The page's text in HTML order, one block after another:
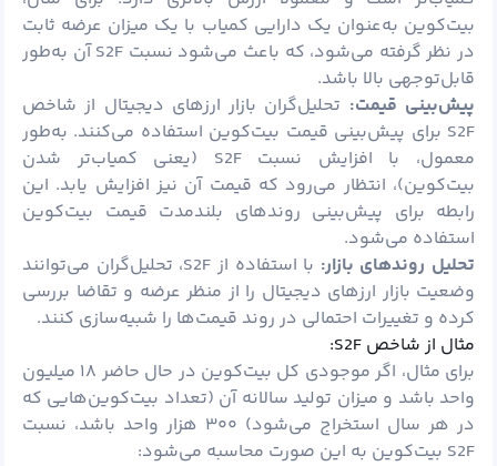
بیت‌کوین به‌عنوان یک دارایی کمیاب با یک میزان عرضه ثابت
در نظر گرفته می‌شود، که باعث می‌شود نسبت S2F آن به‌طور
قابل‌توجهی بالا باشد.
پیش‌بینی قیمت: تحلیل‌گران بازار ارزهای دیجیتال از شاخص
S2F برای پیش‌بینی قیمت بیت‌کوین استفاده می‌کنند. به‌طور
معمول، با افزایش نسبت S2F (یعنی کمیاب‌تر شدن
بیت‌کوین)، انتظار می‌رود که قیمت آن نیز افزایش یابد. این
رابطه برای پیش‌بینی روندهای بلندمدت قیمت بیت‌کوین
استفاده می‌شود.
تحلیل روندهای بازار:
با استفاده از S2F، تحلیل‌گران می‌توانند
وضعیت بازار ارزهای دیجیتال را از منظر عرضه و تقاضا بررسی
کرده و تغییرات احتمالی در روند قیمت‌ها را شبیه‌سازی کنند.
مثال از شاخص S2F:
برای مثال، اگر موجودی کل بیت‌کوین در حال حاضر ۱۸ میلیون
واحد باشد و میزان تولید سالانه آن (تعداد بیت‌کوین‌هایی که
در هر سال استخراج می‌شود) ۳۰۰ هزار واحد باشد، نسبت
S2F بیت‌کوین به این صورت محاسبه می‌شود: